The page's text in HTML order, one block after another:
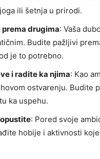
ili šetnja u prirodi.
drugima: Vaša
Budite pažljivi
je to potrebno.
i radite ka njima: Kao
ostvarenju. Budite
ka uspehu.
: Pored svoje
hobije i aktivnosti